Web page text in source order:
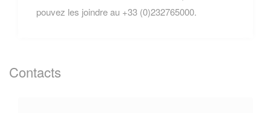
pouvez les joindre au +33 (0)232765000.
Contacts